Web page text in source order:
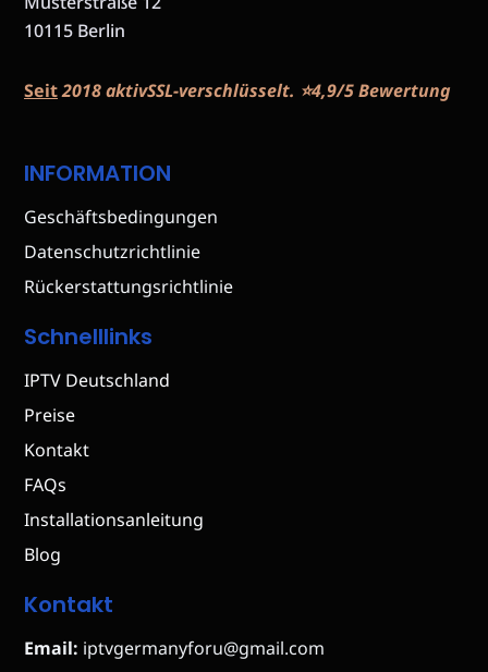
10115 Berlin
Seit2018 aktivSSL-verschlüsselt. ⭐️4,9/5 Bewertung
INFORMATION
Geschäftsbedingungen
Datenschutzrichtlinie
Rückerstattungsrichtlinie
Schnelllinks
IPTV Deutschland
Preise
Kontakt
FAQs
Installationsanleitung
Blog
Kontakt
Email: iptvgermanyforu@gmail.com